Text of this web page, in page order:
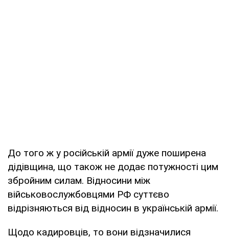
До того ж у російській армії дуже поширена
дідівщина, що також не додає потужності цим
збройним силам. Відносини між
військовослужбовцями РФ суттєво
відрізняються від відносин в українській армії.
Щодо кадировців, то вони відзначилися